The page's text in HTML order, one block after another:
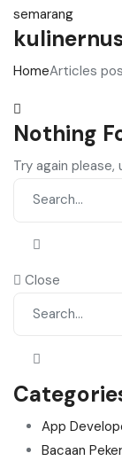
HomeArticles
Nothing
Try again
Close
App
Bacaan